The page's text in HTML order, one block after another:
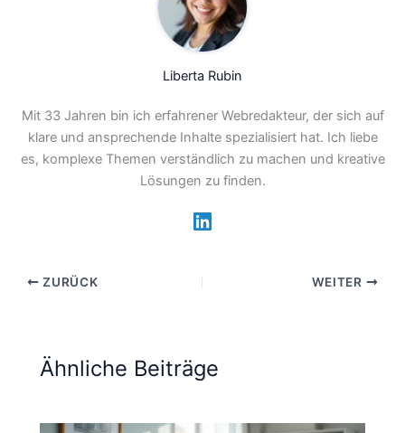
Liberta Rubin
Mit 33 Jahren bin ich erfahrener Webredakteur, der sich auf
klare und ansprechende Inhalte spezialisiert hat. Ich liebe
es, komplexe Themen verständlich zu machen und kreative
Lösungen zu finden.
ZURÜCK WEITER
Ähnliche Beiträge